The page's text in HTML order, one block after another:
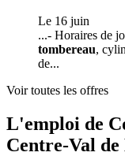
Le 16 juin
...- Horaires de
tombereau,
de...
Voir toutes les offres
L'emploi de
Centre-Val